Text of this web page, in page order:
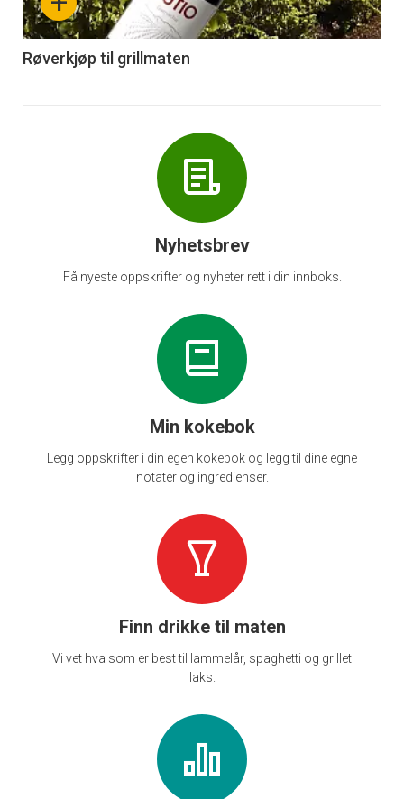
-
6
Røverkjøp til grillmaten
Nyhetsbrev
Få nyeste oppskrifter og nyheter rett i din innboks.
Min kokebok
Legg oppskrifter i din egen kokebok og legg til dine egne
notater og ingredienser.
Finn drikke til maten
Vi vet hva som er best til lammelår, spaghetti og grillet
laks.